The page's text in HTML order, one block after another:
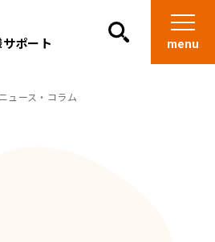
ポート
ニュース・コラム